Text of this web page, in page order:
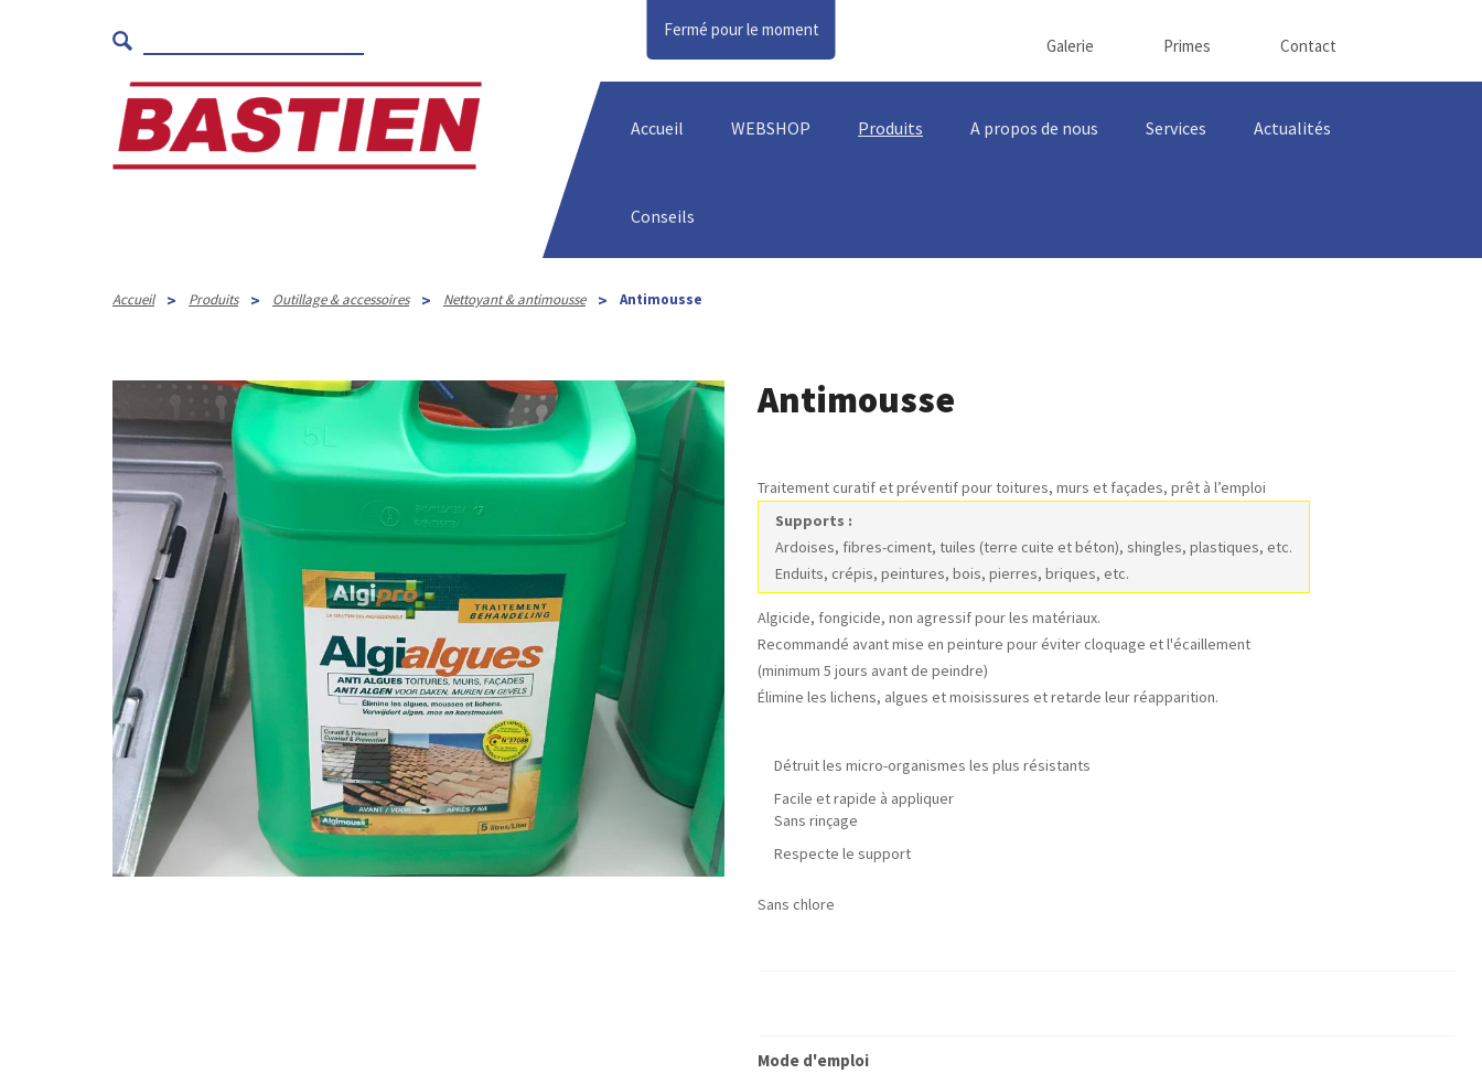
Fermé pour le moment
Galerie Primes Contact
Accueil WEBSHOP Produits A propos de nous Services Actualités
Conseils
Accueil > Produits > Outillage & accessoires > Nettoyant & antimousse > Antimousse
Antimousse
Traitement curatif et préventif pour toitures, murs et façades, prêt à l’emploi
Supports :
Ardoises, fibres-ciment, tuiles (terre cuite et béton), shingles, plastiques, etc.
Enduits, crépis, peintures, bois, pierres, briques, etc.
Algicide, fongicide, non agressif pour les matériaux.
Recommandé avant mise en peinture pour éviter cloquage et l'écaillement
(minimum 5 jours avant de peindre)
Élimine les lichens, algues et moisissures et retarde leur réapparition.
Détruit les micro-organismes les plus résistants
Facile et rapide à appliquer
Sans rinçage
Respecte le support
Sans chlore
Mode d'emploi